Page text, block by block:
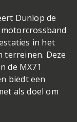
Dunlop de
motorcrossband
in het
terreinen. Deze
de MX71
biedt een
als doel om